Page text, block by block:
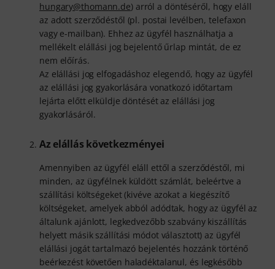
hungary@thomann.de) arról a döntéséről, hogy eláll
az adott szerződéstől (pl. postai levélben, telefaxon
vagy e-mailban). Ehhez az ügyfél használhatja a
mellékelt elállási jog bejelentő űrlap mintát, de ez
nem előírás.
Az elállási jog elfogadáshoz elegendő, hogy az ügyfél
az elállási jog gyakorlására vonatkozó időtartam
lejárta előtt elküldje döntését az elállási jog
gyakorlásáról.
Az elállás következményei
Amennyiben az ügyfél eláll ettől a szerződéstől, mi
minden, az ügyfélnek küldött számlát, beleértve a
szállítási költségeket (kivéve azokat a kiegészítő
költségeket, amelyek abból adódtak, hogy az ügyfél az
általunk ajánlott, legkedvezőbb szabvány kiszállítás
helyett másik szállítási módot választott) az ügyfél
elállási jogát tartalmazó bejelentés hozzánk történő
beérkezést követően haladéktalanul, és legkésőbb